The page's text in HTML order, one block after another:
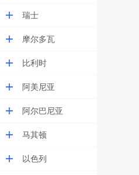
瑞士
摩尔多瓦
比利时
阿美尼亚
阿尔巴尼亚
马其顿
以色列